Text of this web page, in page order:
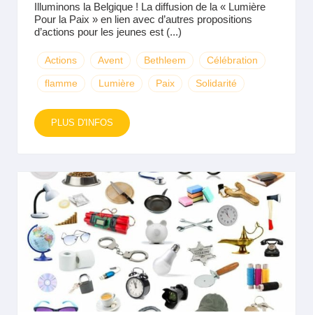
Illuminons la Belgique ! La diffusion de la « Lumière
Pour la Paix » en lien avec d’autres propositions
d’actions pour les jeunes est (...)
Actions Avent Bethleem Célébration
flamme Lumière Paix Solidarité
PLUS D'INFOS